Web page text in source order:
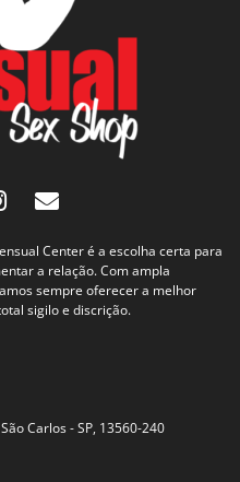
Center é a escolha certa para
a relação. Com ampla
sempre oferecer a melhor
sigilo e discrição.
Carlos - SP, 13560-240